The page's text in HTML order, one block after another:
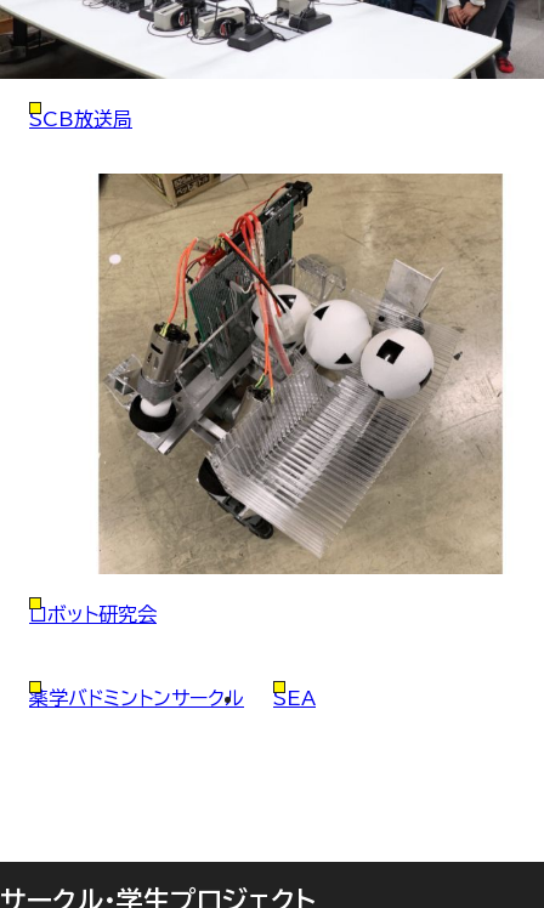
SCB放送局
ロボット研究会
薬学バドミントンサークル SEA
サークル・学生プロジェクト